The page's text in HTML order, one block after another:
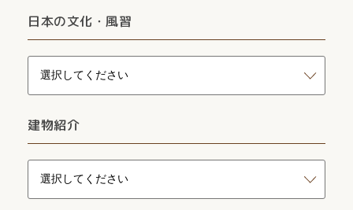
日本の文化・風習
建物紹介